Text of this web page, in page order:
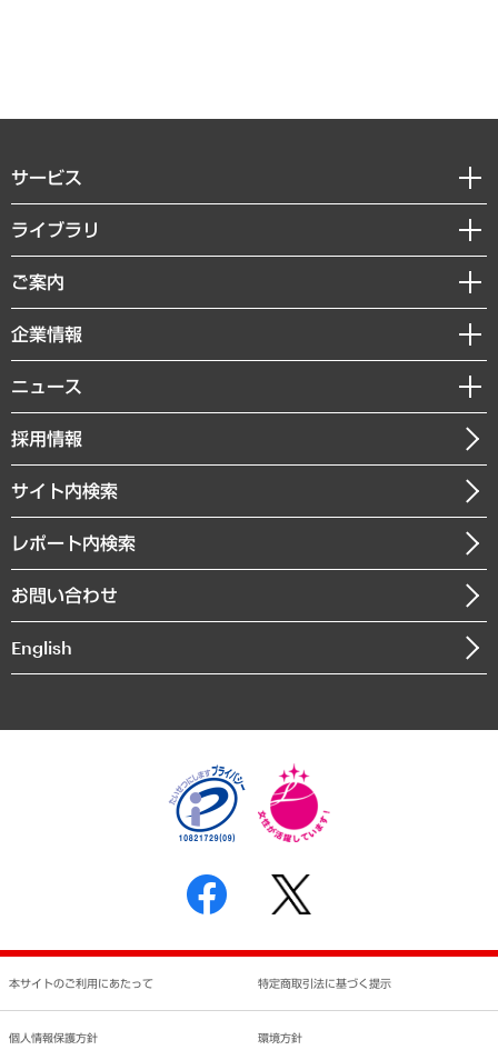
サービス
経営戦略
組織・人事戦略
デジタルイノベーション
共生・ダイバーシティ
GRC（ガバナンス・リスク・コンプライアンス）・防災（政策）
経済・産業・雇用・労働
まちづくり・観光・交通・スポーツ・スマートシティ
自然資源・農林水産業・食料システム
ライブラリ
経済調査
レポート
コラム
経営用語集
受託・受注実績（官公庁関連）
メディア掲載・出演
ご案内
セミナー・イベント情報
MUFGビジネスセミナー
受託案件情報
企業情報
私たちの想い
社長メッセージ
会社概要
沿革
組織図・本部部室紹介
インドネシア現地法人
個人情報保護方針
反社会的勢力に対する基本方針
書面による個人情報の開示等の請求の手続きについて
ニュース
ニュースリリース
お知らせ
採用情報
サイト内検索
レポート内検索
お問い合わせ
English
本サイトのご利用にあたって 特定商取引法に基づく提示
個人情報保護方針 環境方針